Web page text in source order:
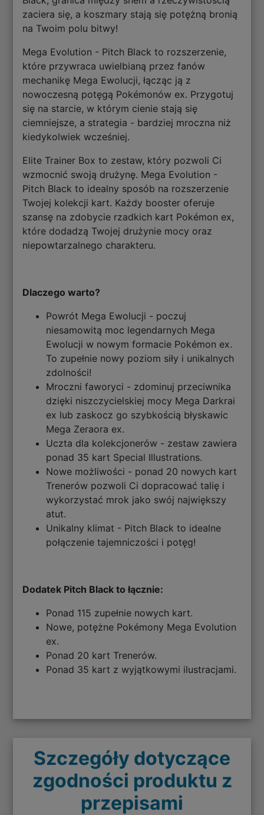
zaciera się, a koszmary stają się potężną bronią
na Twoim polu bitwy!
Mega Evolution - Pitch Black to rozszerzenie,
które przywraca uwielbianą przez fanów
mechanikę Mega Ewolucji, łącząc ją z
nowoczesną potęgą Pokémonów ex. Przygotuj
się na starcie, w którym cienie stają się
ciemniejsze, a strategia - bardziej mroczna niż
kiedykolwiek wcześniej.
Elite Trainer Box to zestaw, który pozwoli Ci
wzmocnić swoją drużynę. Mega Evolution -
Pitch Black to idealny sposób na rozszerzenie
Twojej kolekcji kart. Każdy booster oferuje
szansę na zdobycie rzadkich kart Pokémon ex,
które dodadzą Twojej drużynie mocy oraz
niepowtarzalnego charakteru.
Dlaczego warto?
Powrót Mega Ewolucji - poczuj
niesamowitą moc legendarnych Mega
Ewolucji w nowym formacie Pokémon ex.
To zupełnie nowy poziom siły i unikalnych
zdolności!
Mroczni faworyci - zdominuj przeciwnika
dzięki niszczycielskiej mocy Mega Darkrai
ex lub zaskocz go szybkością błyskawic
Mega Zeraora ex.
Uczta dla kolekcjonerów - zestaw zawiera
ponad 35 kart Special Illustrations.
Nowe możliwości - ponad 20 nowych kart
Trenerów pozwoli Ci dopracować talię i
wykorzystać mrok jako swój największy
atut.
Unikalny klimat - Pitch Black to idealne
połączenie tajemniczości i potęg!
Dodatek Pitch Black to łącznie:
Ponad 115 zupełnie nowych kart.
Nowe, potężne Pokémony Mega Evolution
ex.
Ponad 20 kart Trenerów.
Ponad 35 kart z wyjątkowymi ilustracjami.
Szczegóły dotyczące
zgodności produktu z
przepisami